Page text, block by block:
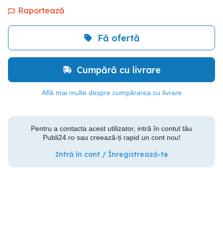
Raportează
Fă ofertă
Cumpără cu livrare
Află mai multe despre cumpărarea cu livrare
Pentru a contacta acest utilizator, intră în contul tău
Publi24.ro sau creează-ți rapid un cont nou!
Intră în cont / Înregistrează-te